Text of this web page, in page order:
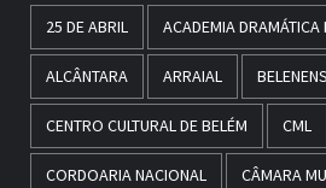
25 DE ABRIL ACADEMIA DRAMÁTICA
ALCÂNTARA ARRAIAL
CENTRO CULTURAL DE BELÉM CML
CORDOARIA NACIONAL CÂMARA